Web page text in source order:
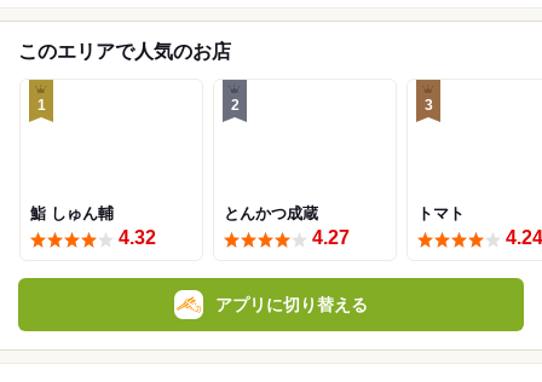
このエリアで人気のお店
1
鮨 しゅん輔
4.32
2
とんかつ成蔵
4.27
3
トマト
4.24
アプリに切り替える